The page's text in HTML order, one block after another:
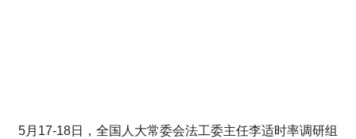
5月17-18日，全国人大常委会法工委主任李适时率调研组